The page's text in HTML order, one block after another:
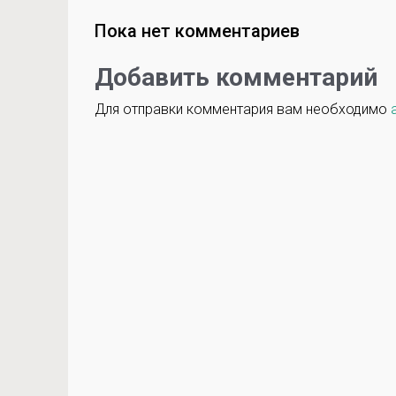
Пока нет комментариев
Добавить комментарий
Для отправки комментария вам необходимо